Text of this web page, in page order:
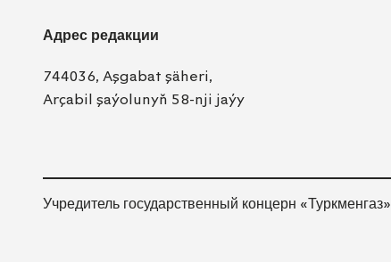
Адрес редакции
744036, Aşgabat şäheri,
Arçabil şaýolunyň 58-nji jaýy
Учредитель государственный концерн «Туркменгаз»